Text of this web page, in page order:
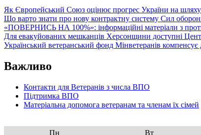
Як Європейський Союз оцінює прогрес України на шляху
Що варто знати про нову контрактну систему Сил
«ПОВЕРНИСЬ НА 100%»: інформаційні матеріали з
Для евакуйованих мешканців Херсонщини доступні
Український ветеранський фонд Мінветеранів компенсує
Важливо
Контакти для Ветеранів з числа ВПО
Підтримка ВПО
Матеріальна допомога ветеранам та членам їх сімей
Пн
Вт